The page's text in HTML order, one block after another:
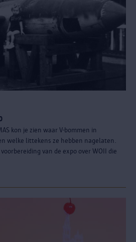
kon je zien waar V-bommen in
welke littekens ze hebben nagelaten.
van de expo over WOII die